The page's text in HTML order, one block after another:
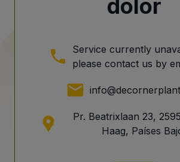
dolor
Service currently
please contact us by
Pr. Beatrixlaan 23,
Haag, Países